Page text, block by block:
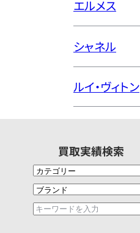
エルメス
シャネル
ルイ・ヴィトン
買取実績検索